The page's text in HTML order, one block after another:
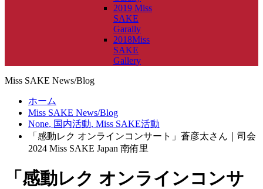
2019 Miss
SAKE
Garally
2018Miss
SAKE
Gallery
Miss SAKE News/Blog
ホーム
Miss SAKE News/Blog
None, 国内活動, Miss SAKE活動
「感動レク オンラインコンサート」蒼彦太さん｜司会
2024 Miss SAKE Japan 南侑里
「感動レク オンラインコンサ